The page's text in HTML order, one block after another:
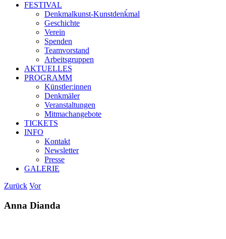
FESTIVAL
Denkmalkunst-Kunstdenḱmal
Geschichte
Verein
Spenden
Teamvorstand
Arbeitsgruppen
AKTUELLES
PROGRAMM
Künstler:innen
Denkmäler
Veranstaltungen
Mitmachangebote
TICKETS
INFO
Kontakt
Newsletter
Presse
GALERIE
Zurück Vor
Anna Dianda